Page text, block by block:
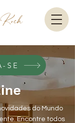
SE
do Mundo
Encontre todos